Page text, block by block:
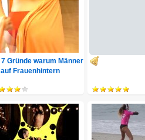
7 Gründe warum Männer
auf Frauenhintern